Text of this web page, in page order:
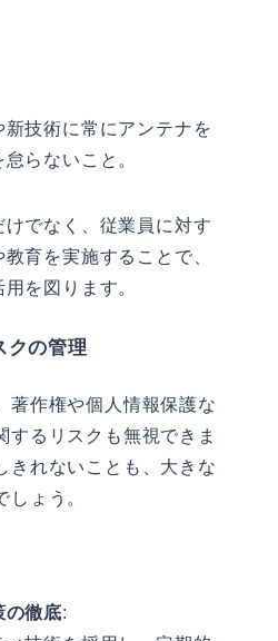
技術に常にアンテナを
らないこと。
けでなく、従業員に対す
育を実施することで、
を図ります。
クの管理
著作権や個人情報保護な
するリスクも無視できま
きれないことも、大きな
しょう。
の徹底: